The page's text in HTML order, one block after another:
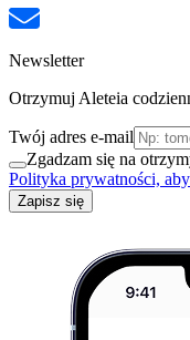
Newsletter
Otrzymuj Aleteia
Twój adres e-mail
Zgadzam się na
Polityka prywatności,
Zapisz się